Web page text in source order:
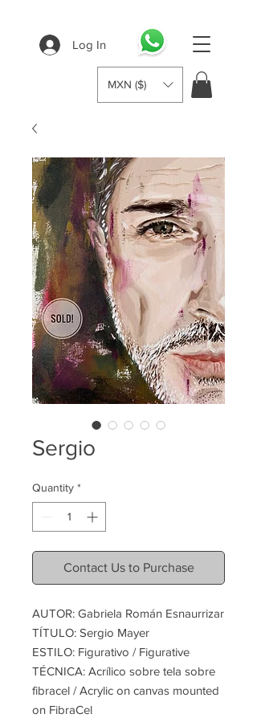
MXN ($)
Log In
Sergio
Quantity *
Contact Us to Purchase
AUTOR: Gabriela Román Esnaurrizar
TÍTULO: Sergio Mayer
ESTILO: Figurativo / Figurative
TÉCNICA: Acrílico sobre tela sobre
fibracel / Acrylic on canvas mounted
on FibraCel